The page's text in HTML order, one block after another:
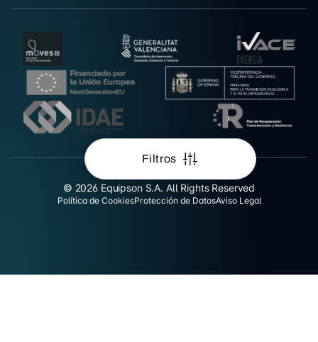
Filtros
© 2026 Equipson S.A. All Rights Reserved
Política de CookiesProtección de DatosAviso Legal